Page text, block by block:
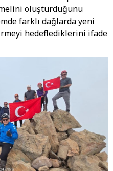
oluşturduğunu
farklı dağlarda yeni
hedeflediklerini ifade